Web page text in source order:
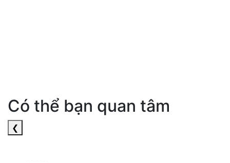
Có thể bạn quan tâm
❮